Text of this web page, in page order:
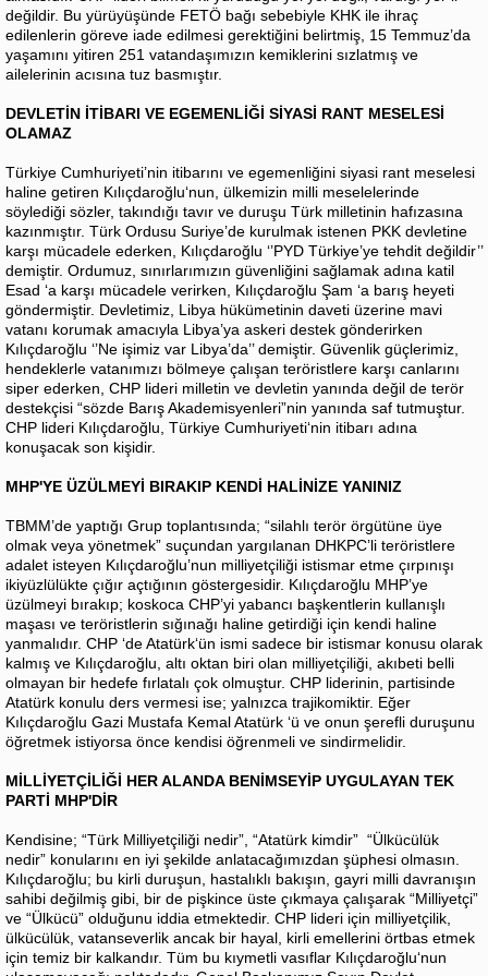
değildir. Bu yürüyüşünde FETÖ bağı sebebiyle KHK ile ihraç
edilenlerin göreve iade edilmesi gerektiğini belirtmiş, 15 Temmuz’da
yaşamını yitiren 251 vatandaşımızın kemiklerini sızlatmış ve
ailelerinin acısına tuz basmıştır.
DEVLETİN İTİBARI VE EGEMENLİĞİ SİYASİ RANT MESELESİ
OLAMAZ
Türkiye Cumhuriyeti’nin itibarını ve egemenliğini siyasi rant meselesi
haline getiren Kılıçdaroğlu‘nun, ülkemizin milli meselelerinde
söylediği sözler, takındığı tavır ve duruşu Türk milletinin hafızasına
kazınmıştır. Türk Ordusu Suriye’de kurulmak istenen PKK devletine
karşı mücadele ederken, Kılıçdaroğlu ‘’PYD Türkiye’ye tehdit değildir’’
demiştir. Ordumuz, sınırlarımızın güvenliğini sağlamak adına katil
Esad ‘a karşı mücadele verirken, Kılıçdaroğlu Şam ‘a barış heyeti
göndermiştir. Devletimiz, Libya hükümetinin daveti üzerine mavi
vatanı korumak amacıyla Libya’ya askeri destek gönderirken
Kılıçdaroğlu ‘’Ne işimiz var Libya’da’’ demiştir. Güvenlik güçlerimiz,
hendeklerle vatanımızı bölmeye çalışan teröristlere karşı canlarını
siper ederken, CHP lideri milletin ve devletin yanında değil de terör
destekçisi “sözde Barış Akademisyenleri”nin yanında saf tutmuştur.
CHP lideri Kılıçdaroğlu, Türkiye Cumhuriyeti‘nin itibarı adına
konuşacak son kişidir.
MHP'YE ÜZÜLMEYİ BIRAKIP KENDİ HALİNİZE YANINIZ
TBMM’de yaptığı Grup toplantısında; “silahlı terör örgütüne üye
olmak veya yönetmek” suçundan yargılanan DHKPC’li teröristlere
adalet isteyen Kılıçdaroğlu’nun milliyetçiliği istismar etme çırpınışı
ikiyüzlülükte çığır açtığının göstergesidir. Kılıçdaroğlu MHP’ye
üzülmeyi bırakıp; koskoca CHP’yi yabancı başkentlerin kullanışlı
maşası ve teröristlerin sığınağı haline getirdiği için kendi haline
yanmalıdır. CHP ‘de Atatürk‘ün ismi sadece bir istismar konusu olarak
kalmış ve Kılıçdaroğlu, altı oktan biri olan milliyetçiliği, akıbeti belli
olmayan bir hedefe fırlatalı çok olmuştur. CHP liderinin, partisinde
Atatürk konulu ders vermesi ise; yalnızca trajikomiktir. Eğer
Kılıçdaroğlu Gazi Mustafa Kemal Atatürk ‘ü ve onun şerefli duruşunu
öğretmek istiyorsa önce kendisi öğrenmeli ve sindirmelidir.
MİLLİYETÇİLİĞİ HER ALANDA BENİMSEYİP UYGULAYAN TEK
PARTİ MHP'DİR
Kendisine; “Türk Milliyetçiliği nedir”, “Atatürk kimdir” “Ülkücülük
nedir” konularını en iyi şekilde anlatacağımızdan şüphesi olmasın.
Kılıçdaroğlu; bu kirli duruşun, hastalıklı bakışın, gayri milli davranışın
sahibi değilmiş gibi, bir de pişkince üste çıkmaya çalışarak “Milliyetçi”
ve “Ülkücü” olduğunu iddia etmektedir. CHP lideri için milliyetçilik,
ülkücülük, vatanseverlik ancak bir hayal, kirli emellerini örtbas etmek
için temiz bir kalkandır. Tüm bu kıymetli vasıflar Kılıçdaroğlu‘nun